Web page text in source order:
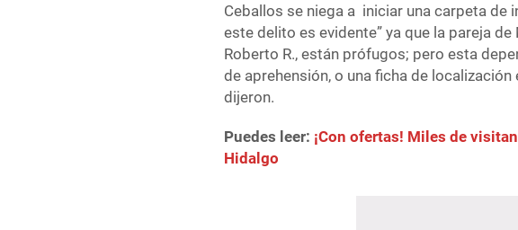
Ceballos se niega a iniciar una carpeta de
este delito es evidente” ya que la pareja
Roberto R., están prófugos; pero esta
de aprehensión, o una ficha de
dijeron.
Puedes leer: ¡Con ofertas! Miles de
Hidalgo